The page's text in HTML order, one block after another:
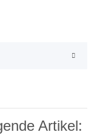
Artikel: